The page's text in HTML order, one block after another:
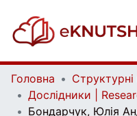
Головна
Дослідники |